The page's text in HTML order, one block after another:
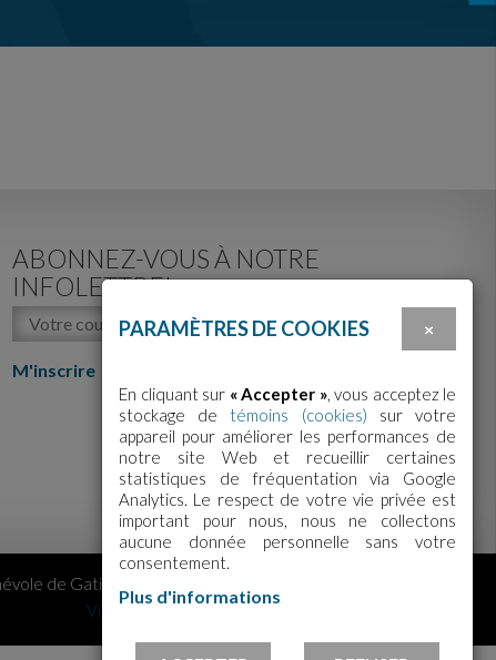
ABONNEZ-VOUS À NOTRE
INFOLETTRE!
M'inscrire
de Gatineau | Tous droits réservés. | Conception Web :
ViGlob
×
PARAMÈTRES DE COOKIES
En cliquant sur « Accepter », vous acceptez le
stockage de témoins (cookies) sur votre
appareil pour améliorer les performances de
notre site Web et recueillir certaines
statistiques de fréquentation via Google
Analytics. Le respect de votre vie privée est
important pour nous, nous ne collectons
aucune donnée personnelle sans votre
consentement.
Plus d'informations